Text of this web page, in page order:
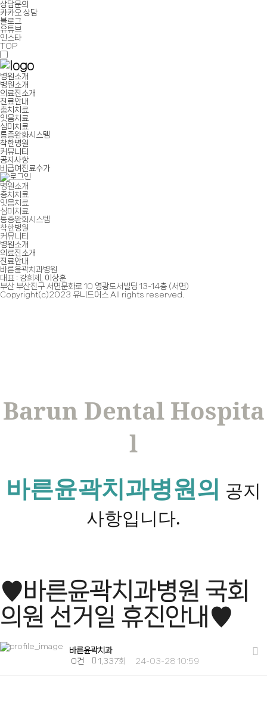
상담문의
카카오 상담
블로그
유튜브
인스타
TOP
병원소개
병원소개
의료진소개
진료안내
충치치료
잇몸치료
심미치료
통증완화시스템
착한병원
커뮤니티
공지사항
비급여진료수가
병원소개
충치치료
잇몸치료
심미치료
통증완화시스템
착한병원
커뮤니티
병원소개
의료진소개
진료안내
바른윤곽치과병원
대표 : 강희제, 이상훈
부산 부산진구 서면문화로 10 영광도서빌딩 13-14층 (서면)
Copyright(c)2023 유니드어스 All rights reserved.
Barun Dental Hospita
l
바른윤곽치과병원의 공지
사항입니다.
♥바른윤곽치과병원 국회
의원 선거일 휴진안내♥
바른윤곽치과
0건
1,337회 24-03-28 10:59